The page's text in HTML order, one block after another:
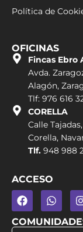
Política de
OFICINAS
Fincas Ebro
Avda.
Alagón,
Tlf: 976 616
CORELLA
Calle
Corella,
Tlf. 948 988
ACCESO